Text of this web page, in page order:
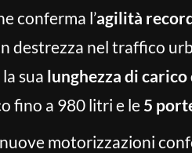
conferma l’agilità
destrezza nel traffico
sua lunghezza di
fino a 980 litri e le 5
motorizzazioni